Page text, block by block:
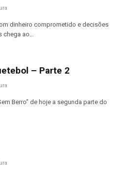
dinheiro comprometido e decisões
ao…
– Parte 2
Berro” de hoje a segunda parte do